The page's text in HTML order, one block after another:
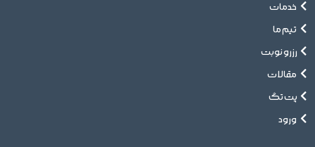
خدمات
تیم ما
رزرو نوبت
مقالات
پت تگ
ورود